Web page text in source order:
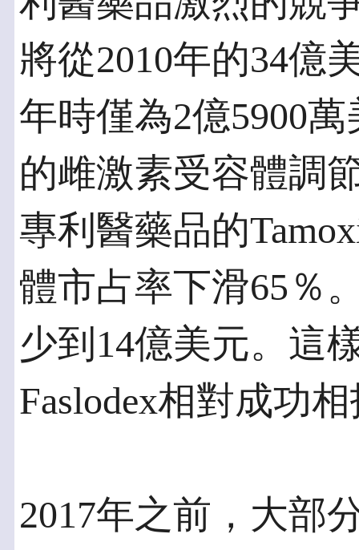
將從2010年的34億
年時僅為2億5900
的雌激素受容體調
專利醫藥品的
體市占率下滑65％
少到14億美元。這
Faslodex相對成功
2017年之前，大部